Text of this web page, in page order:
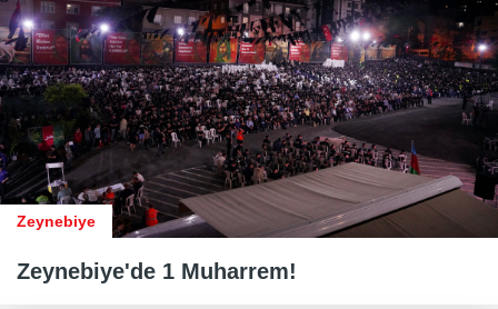
Zeynebiye
Zeynebiye'de 1 Muharrem!